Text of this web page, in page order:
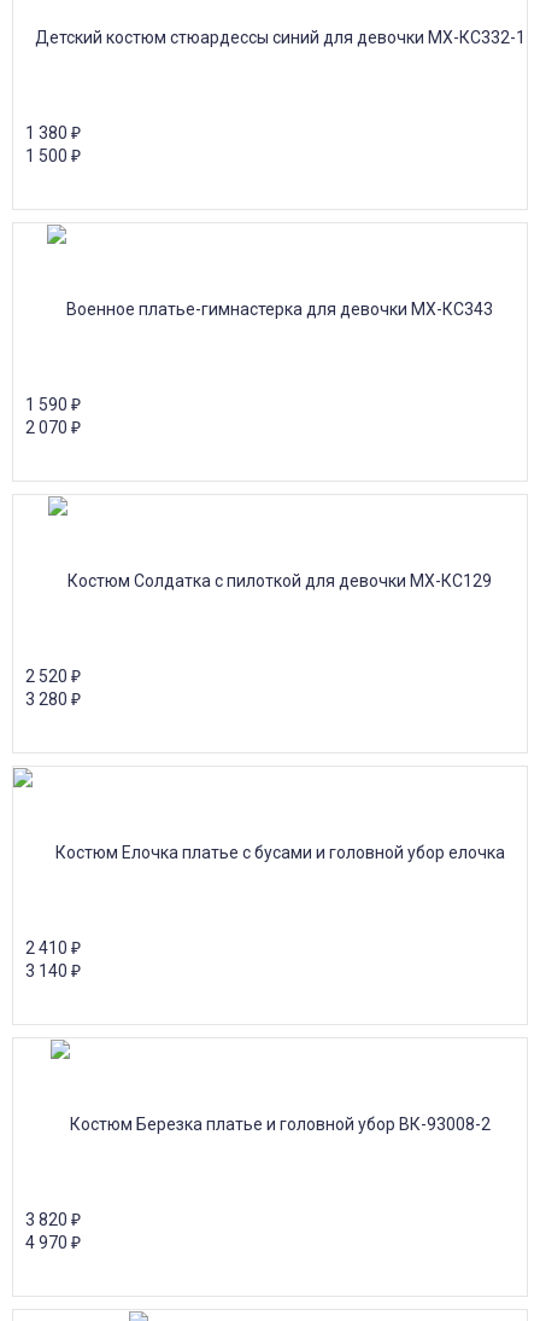
1 380 ₽
1 500 ₽
1 590 ₽
2 070 ₽
2 520 ₽
3 280 ₽
2 410 ₽
3 140 ₽
3 820 ₽
4 970 ₽